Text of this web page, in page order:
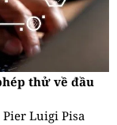
thử về đầu
Luigi Pisa